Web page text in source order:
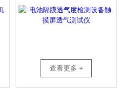
查看更多 +